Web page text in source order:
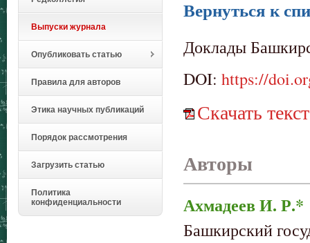
Выпуски журнала
Опубликовать статью
Правила для авторов
Этика научных публикаций
Порядок рассмотрения
Загрузить статью
Политика
конфиденциальности
Вернуться к
Доклады
DOI: https://
Скачать
Авторы
Ахмадеев И. Р.*
Башкирский